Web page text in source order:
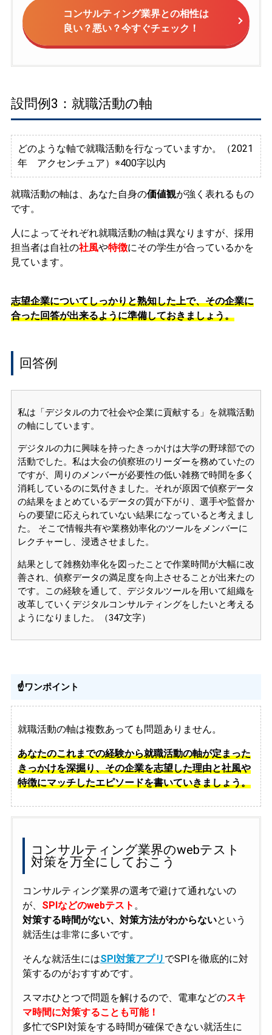
コンサルティング業界との相性は
良い？悪い？今すぐチェック！
設問例3：就職活動の軸
どのような軸で就職活動を行なっていますか。（2021
年 アクセンチュア）※400字以内
就職活動の軸は、あなた自身の価値観が強く表れるもの
です。
人によってそれぞれ就職活動の軸は異なりますが、採用
担当者は自社の社風や特徴にその学生が合っているかを
見ています。
志望企業についてしっかりと熟知した上で、その企業に
合った回答が出来るように準備しておきましょう。
回答例
私は「デジタルの力で社会や企業に貢献する」を就職活動
の軸にしています。
デジタルの力に興味を持ったきっかけは大学の野球部での
活動でした。私は大会の偵察班のリーダーを務めていたの
ですが、周りのメンバーが必要性の低い雑務で時間を多く
消耗しているのに気付きました。それが原因で偵察データ
の結果をまとめているデータの質が下がり、選手や監督か
らの要望に応えられていない結果になっていると考えまし
た。 そこで情報共有や業務効率化のツールをメンバーに
レクチャーし、浸透させました。
結果として雑務効率化を図ったことで作業時間が大幅に改
善され、偵察データの満足度を向上させることが出来たの
です。この経験を通して、デジタルツールを用いて組織を
改革していくデジタルコンサルティングをしたいと考える
ようになりました。（347文字）
☝️ワンポイント
就職活動の軸は複数あっても問題ありません。
あなたのこれまでの経験から就職活動の軸が定まった
きっかけを深掘り、その企業を志望した理由と社風や
特徴にマッチしたエピソードを書いていきましょう。
コンサルティング業界のwebテスト
対策を万全にしておこう
コンサルティング業界の選考で避けて通れないの
が、 SPIなどのwebテスト 。
対策する時間がない、対策方法がわからないという
就活生は非常に多いです。
そんな就活生にはSPI対策アプリ でSPIを徹底的に対
策するのがおすすめです。
スマホひとつで問題を解けるので、電車などのスキ
マ時間に対策することも可能！
多忙でSPI対策をする時間が確保できない就活生に